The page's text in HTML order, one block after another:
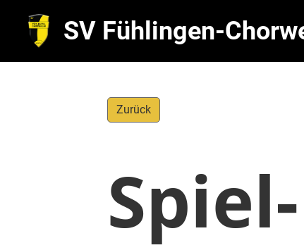
SV Fühlingen-
Zurück